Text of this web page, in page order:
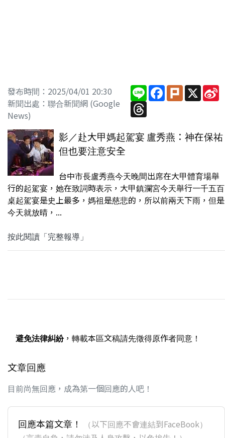
發布時間：2025/04/01 20:30
新聞出處：聯合新聞網 (Google
News)
LineFacebook
PlurkX
Threads
影／赴大甲媽起駕宴 盧秀燕：神在保祐
但也要注意安全
台中市長盧秀燕今天晚間出席在大甲體育場舉
行的起駕宴，她在致詞時表示，大甲鎮瀾宮今天舉行一千五百
桌起駕宴是史上最多，媽祖是慈悲的，所以前兩天下雨，但是
今天就放晴，...
按此閱讀「完整報導」
避免法律糾紛，轉載本區文稿請先徵得原作者同意！
文章回應
目前尚無回應，成為第一個回應的人吧！
回應本篇文章！
（以下回應不會連結到FaceBook）